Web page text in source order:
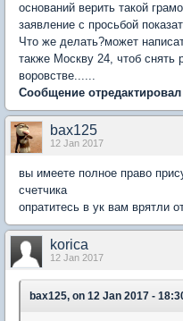
оснований верить такой
заявление с просьбой
Что же делать?может
также Москву 24, чтоб снять
воровстве......
Сообщение
bax125
12 Jan 2017
вы имеете полное право
счетчика
опратитесь в ук вам врятли
korica
12 Jan 2017
bax125, on 12 Jan 2017 -